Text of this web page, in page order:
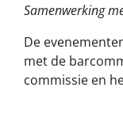
Samenwerking
De
met de
commissie en